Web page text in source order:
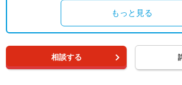
もっと見る
相談する